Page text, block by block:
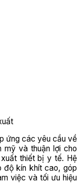
ứng các yêu cầu về
mỹ và thuận lợi cho
thiết bị y tế. Hệ
độ kín khít cao, góp
việc và tối ưu hiệu